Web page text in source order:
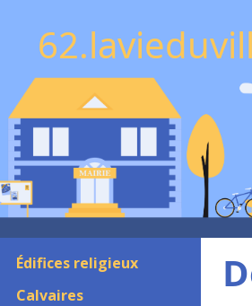
Édifices religieux
Calvaires